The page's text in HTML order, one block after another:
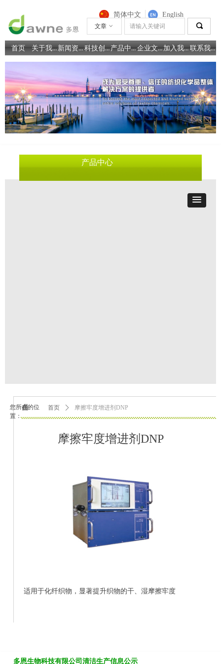
首页 关于我们 新闻资讯 科技创新 产品中心 企业文化 加入我们 联系我们
끠
文章 ꀁ
简体中文 English
产品中心
您所在的位
置：
首页 ꄲ 摩擦牢度增进剂DNP
摩擦牢度增进剂DNP
适用于化纤织物，显著提升织物的干、湿摩擦牢度
多恩生物科技有限公司清洁生产信息公示